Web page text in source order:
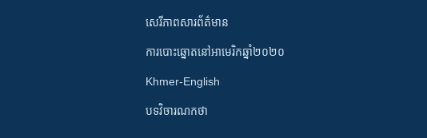
សេរីភាពសារព័ត៌មាន
ការបោះឆ្នោតនៅអាមេរិកឆ្នាំ២០២០
Khmer-English
បទវិចារណកថា